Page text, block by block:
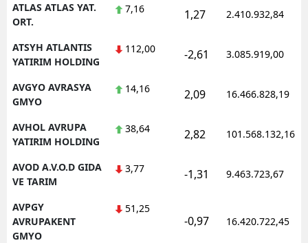
ATLAS ATLAS YAT.
ORT.
7,16 1,27 2.410.932,84
ATSYH ATLANTIS
YATIRIM HOLDING
112,00 -2,61 3.085.919,00
AVGYO AVRASYA
GMYO
14,16 2,09 16.466.828,19
AVHOL AVRUPA
YATIRIM HOLDING
38,64 2,82 101.568.132,16
AVOD A.V.O.D GIDA
VE TARIM
3,77 -1,31 9.463.723,67
AVPGY
AVRUPAKENT
GMYO
51,25
-0,97 16.420.722,45